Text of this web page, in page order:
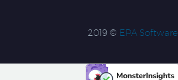
2019 © EPA Software